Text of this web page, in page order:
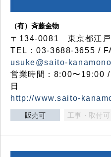
（有）斉藤金物
〒134-0081 東京都江
TEL：03-3688-3655 /
usuke@saito-
営業時間：8:00〜19:00
日
http://www.saito-
販売可 工事・取付可